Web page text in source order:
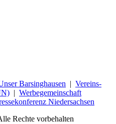
Barsinghausen | Vereins-
| Werbegemeinschaft
Niedersachsen
Rechte vorbehalten